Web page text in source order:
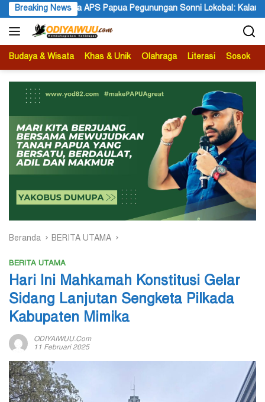
Langsung
ke
konten
Breaking News
APS Papua Pegunungan Sonni Lokobal: Kalau Mau KPK Audit
Budaya & Wisata Khas & Unik Olahraga Literasi Sosok
Beranda BERITA UTAMA
BERITA UTAMA
Hari Ini Mahkamah Konstitusi Gelar
Sidang Lanjutan Sengketa Pilkada
Kabupaten Mimika
ODIYAIWUU.com
11 Februari 2025